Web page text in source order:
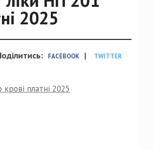
2025
FACEBOOK | TWITTER
платні 2025